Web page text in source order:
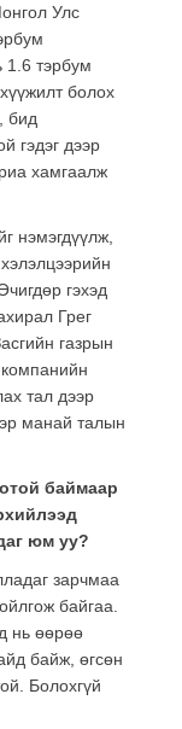
Улс
1.6 тэрбум
болох
бид
гэдэг дээр
хамгаалж
нэмэгдүүлж,
гэхэд
Грег
газрын
тал дээр
манай талын
баймаар
юм уу?
зарчмаа
байгаа.
нь өөрөө
байж, өгсөн
Болохгүй